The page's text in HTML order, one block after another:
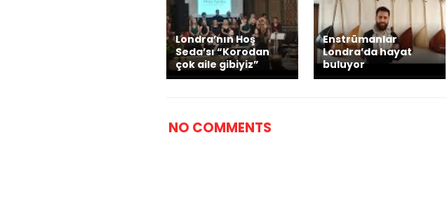
Londra’nın Hoş
Seda’sı “Korodan
çok aile gibiyiz”
Enstrümanlar
Londra’da hayat
buluyor
NO COMMENTS